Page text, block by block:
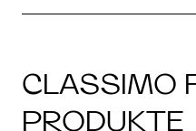
CLASSIMO
PRODUKTE